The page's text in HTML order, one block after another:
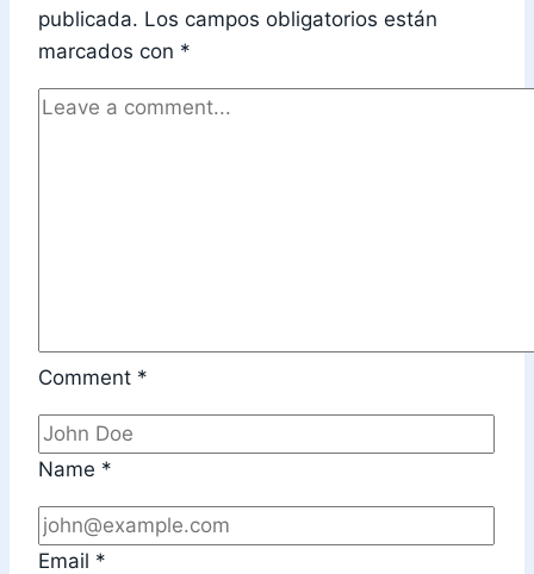
publicada. Los campos obligatorios están
marcados con *
Comment *
Name *
Email *